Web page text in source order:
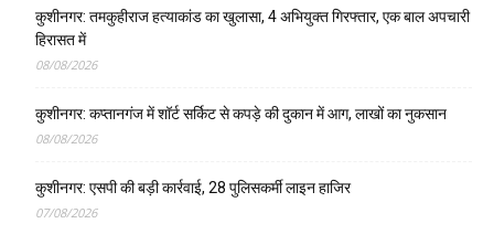
कुशीनगर: तमकुहीराज हत्याकांड का खुलासा, 4 अभियुक्त गिरफ्तार, एक बाल अपचारी
हिरासत में
08/08/2026
कुशीनगर: कप्तानगंज में शॉर्ट सर्किट से कपड़े की दुकान में आग, लाखों का नुकसान
08/08/2026
कुशीनगर: एसपी की बड़ी कार्रवाई, 28 पुलिसकर्मी लाइन हाजिर
07/08/2026